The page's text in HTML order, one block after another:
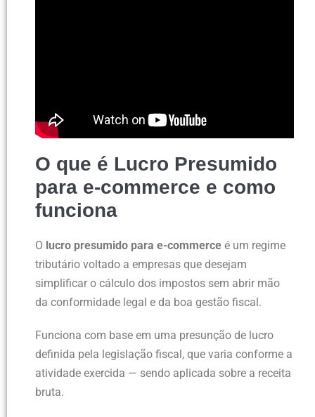
O que é Lucro Presumido
para e-commerce e como
funciona
O lucro presumido para e-commerce é um regime
tributário voltado a empresas que desejam
simplificar o cálculo dos impostos sem abrir mão
da conformidade legal e da boa gestão fiscal.
Funciona com base em uma presunção de lucro
definida pela legislação fiscal, que varia conforme a
atividade exercida — sendo aplicada sobre a receita
bruta.